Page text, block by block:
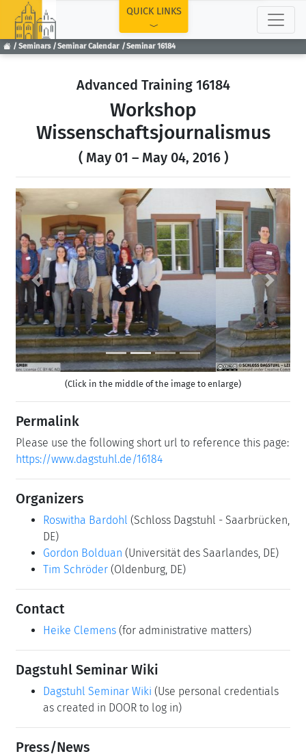
Seminars Seminar Calendar Seminar 16184
QUICK LINKS
Advanced Training 16184
Workshop
Wissenschaftsjournalismus
( May 01 – May 04, 2016 )
Previous Next
(Click in the middle of the image to enlarge)
Permalink
Please use the following short url to reference this page:
https://www.dagstuhl.de/16184
Organizers
Roswitha Bardohl (Schloss Dagstuhl - Saarbrücken,
DE)
Gordon Bolduan (Universität des Saarlandes, DE)
Tim Schröder (Oldenburg, DE)
Contact
Heike Clemens (for administrative matters)
Dagstuhl Seminar Wiki
Dagstuhl Seminar Wiki (Use personal credentials
as created in DOOR to log in)
Press/News